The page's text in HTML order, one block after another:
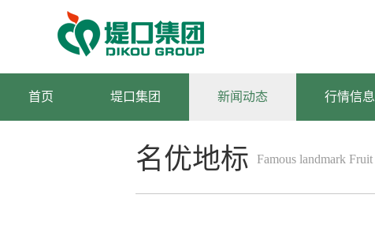
首页 堤口集团 新闻动态 行情信息
名优地标
果品
Famous landmark Fruit